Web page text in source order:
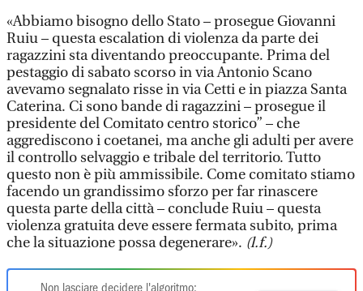
«Abbiamo bisogno dello Stato – prosegue Giovanni
Ruiu – questa escalation di violenza da parte dei
ragazzini sta diventando preoccupante. Prima del
pestaggio di sabato scorso in via Antonio Scano
avevamo segnalato risse in via Cetti e in piazza Santa
Caterina. Ci sono bande di ragazzini – prosegue il
presidente del Comitato centro storico” – che
aggrediscono i coetanei, ma anche gli adulti per avere
il controllo selvaggio e tribale del territorio. Tutto
questo non è più ammissibile. Come comitato stiamo
facendo un grandissimo sforzo per far rinascere
questa parte della città – conclude Ruiu – questa
violenza gratuita deve essere fermata subito, prima
che la situazione possa degenerare». (l.f.)
Non lasciare decidere l'algoritmo: